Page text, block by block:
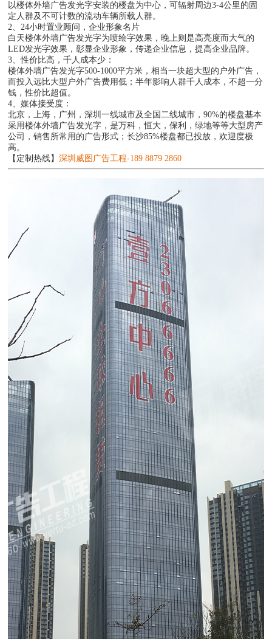
以楼体外墙广告发光字安装的楼盘为中心，可辐射周边3-4公里的固
定人群及不可计数的流动车辆所载人群。
2、24小时置业顾问，企业形象名片
白天楼体外墙广告发光字为喷绘字效果，晚上则是高亮度而大气的
LED发光字效果，彰显企业形象，传递企业信息，提高企业品牌。
3、性价比高，千人成本少：
楼体外墙广告发光字500-1000平方米，相当一块超大型的户外广告，
而投入远比大型户外广告费用低；半年影响人群千人成本，不超一分
钱，性价比超值。
4、媒体接受度：
北京，上海，广州，深圳一线城市及全国二线城市，90%的楼盘基本
采用楼体外墙广告发光字，是万科，恒大，保利，绿地等等大型房产
公司，销售所常用的广告形式；长沙85%楼盘都已投放，欢迎度极
高。
【定制热线】深圳威图广告工程-189 8879 2860